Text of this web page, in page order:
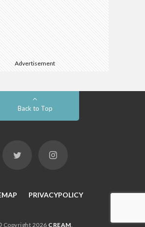
Advertisement
Back to Top
PRIVACYPOLICY
Copyright 2026 CREAM.